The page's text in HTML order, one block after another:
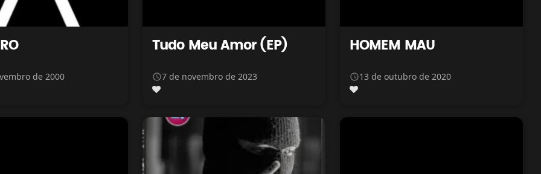
de 2000
Tudo Meu Amor (EP)
7 de novembro de 2023
HOMEM MAU
13 de outubro de 2020